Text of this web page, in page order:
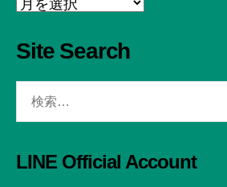
Site Search
LINE Official Account